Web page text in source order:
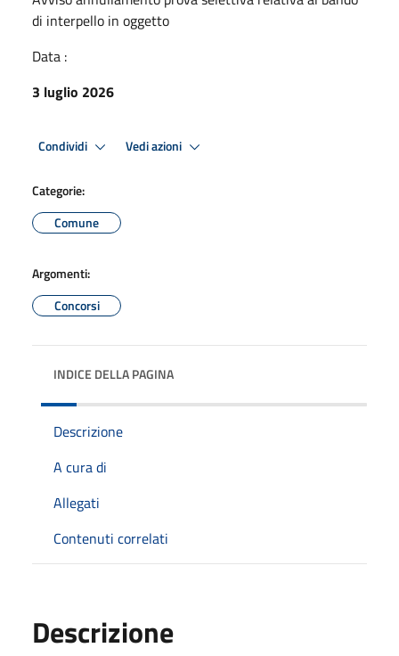
di interpello in oggetto
Data :
3 luglio 2026
Condividi Vedi azioni
Categorie:
Comune
Argomenti:
Concorsi
INDICE DELLA PAGINA
Descrizione
A cura di
Allegati
Contenuti correlati
Descrizione